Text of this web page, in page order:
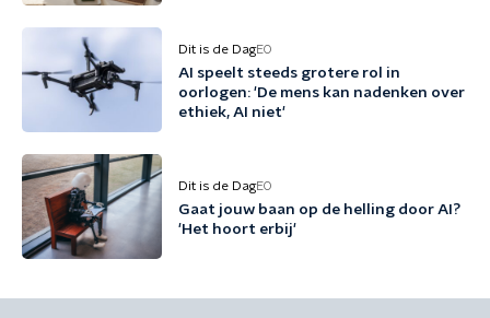
Dit is de DagEO
AI speelt steeds grotere rol in
oorlogen: 'De mens kan nadenken over
ethiek, AI niet'
Dit is de DagEO
Gaat jouw baan op de helling door AI?
'Het hoort erbij'